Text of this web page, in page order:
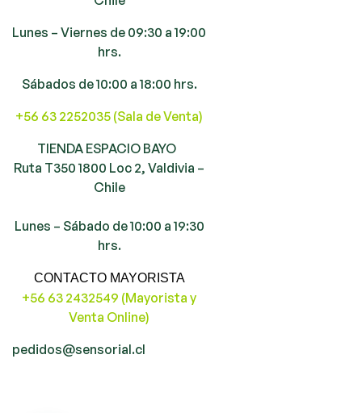
Lunes – Viernes de 09:30 a 19:00
hrs.
Sábados de 10:00 a 18:00 hrs.
+56 63 2252035 (Sala de Venta)
TIENDA ESPACIO BAYO
Ruta T350 1800 Loc 2, Valdivia –
Chile
Lunes – Sábado de 10:00 a 19:30
hrs.
CONTACTO MAYORISTA
+56 63 2432549 (Mayorista y
Venta Online)
pedidos@sensorial.cl